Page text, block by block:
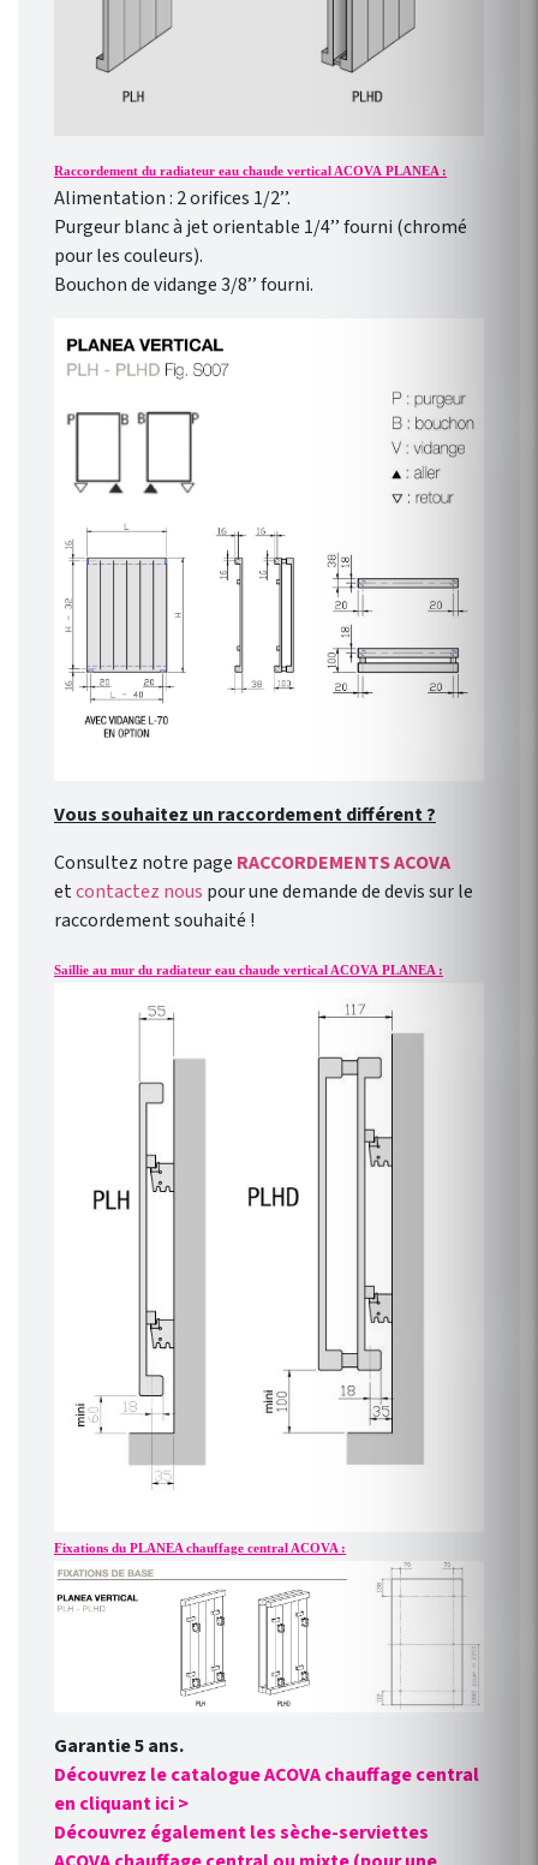
Raccordement du radiateur eau chaude vertical ACOVA PLANEA :
Alimentation : 2 orifices 1/2’’.
Purgeur blanc à jet orientable 1/4’’ fourni (chromé
pour les couleurs).
Bouchon de vidange 3/8’’ fourni.
Vous souhaitez un raccordement différent ?
Consultez notre page RACCORDEMENTS ACOVA
etcontactez nous pour une demande de devis sur le
raccordement souhaité !
Saillie au mur du radiateur eau chaude vertical ACOVA PLANEA :
Fixations du PLANEA chauffage central ACOVA :
Garantie 5 ans.
Découvrez le catalogue ACOVA chauffage central
en cliquant ici >
Découvrez également les sèche-serviettes